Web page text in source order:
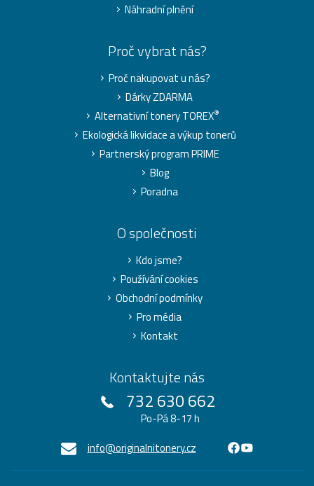
Náhradní plnění
Proč vybrat nás?
Proč nakupovat u nás?
Dárky ZDARMA
Alternativní tonery TOREX®
Ekologická likvidace a výkup tonerů
Partnerský program PRIME
Blog
Poradna
O společnosti
Kdo jsme?
Používání cookies
Obchodní podmínky
Pro média
Kontakt
Kontaktujte nás
732 630 662
Po-Pá 8-17 h
info@originalnitonery.cz